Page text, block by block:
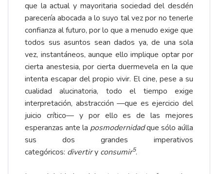
que la actual y mayoritaria sociedad del desdén
parecería abocada a lo suyo tal vez por no tenerle
confianza al futuro, por lo que a menudo exige que
todos sus asuntos sean dados ya, de una sola
vez, instantáneos, aunque ello implique optar por
cierta anestesia, por cierta duermevela en la que
intenta escapar del propio vivir. El cine, pese a su
cualidad alucinatoria, todo el tiempo exige
interpretación, abstracción —que es ejercicio del
juicio crítico— y por ello es de las mejores
esperanzas ante la posmodernidadque sólo aúlla
sus dos grandes imperativos
categóricos: divertiry consumir5.